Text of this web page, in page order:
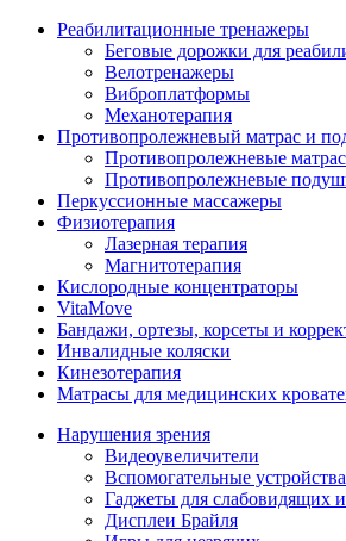
Реабилитационные тренажеры
Беговые дорожки для
Велотренажеры
Виброплатформы
Механотерапия
Противопролежневый матрас и
Противопролежневые
Противопролежневые
Перкуссионные массажеры
Физиотерапия
Лазерная терапия
Магнитотерапия
Кислородные концентраторы
VitaMove
Бандажи, ортезы, корсеты и
Инвалидные коляски
Кинезотерапия
Матрасы для медицинских
Нарушения зрения
Видеоувеличители
Вспомогательные устройства
Гаджеты для слабовидящих
Дисплеи Брайля